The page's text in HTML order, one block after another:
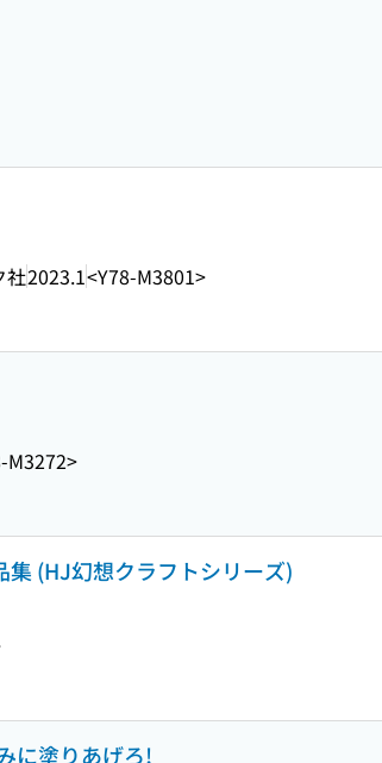
社2023.1<Y78-M3801>
M3272>
(HJ幻想クラフトシリーズ)
に塗りあげろ!